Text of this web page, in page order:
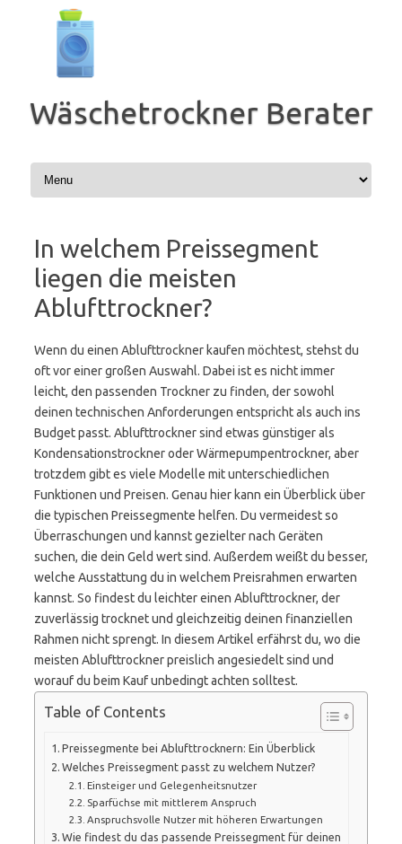
springen
Wäschetrockner Berater
In welchem Preissegment
liegen die meisten
Ablufttrockner?
Wenn du einen Ablufttrockner kaufen möchtest, stehst du
oft vor einer großen Auswahl. Dabei ist es nicht immer
leicht, den passenden Trockner zu finden, der sowohl
deinen technischen Anforderungen entspricht als auch ins
Budget passt. Ablufttrockner sind etwas günstiger als
Kondensationstrockner oder Wärmepumpentrockner, aber
trotzdem gibt es viele Modelle mit unterschiedlichen
Funktionen und Preisen. Genau hier kann ein Überblick über
die typischen Preissegmente helfen. Du vermeidest so
Überraschungen und kannst gezielter nach Geräten
suchen, die dein Geld wert sind. Außerdem weißt du besser,
welche Ausstattung du in welchem Preisrahmen erwarten
kannst. So findest du leichter einen Ablufttrockner, der
zuverlässig trocknet und gleichzeitig deinen finanziellen
Rahmen nicht sprengt. In diesem Artikel erfährst du, wo die
meisten Ablufttrockner preislich angesiedelt sind und
worauf du beim Kauf unbedingt achten solltest.
Table of Contents
Preissegmente bei Ablufttrocknern: Ein Überblick
Welches Preissegment passt zu welchem Nutzer?
Einsteiger und Gelegenheitsnutzer
Sparfüchse mit mittlerem Anspruch
Anspruchsvolle Nutzer mit höheren Erwartungen
Wie findest du das passende Preissegment für deinen